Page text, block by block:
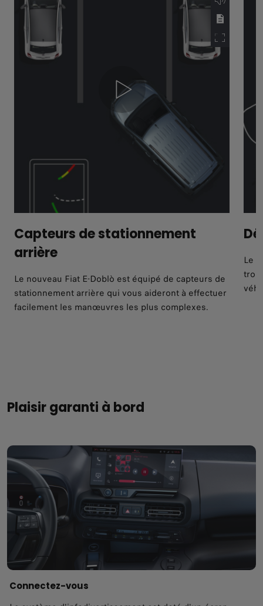
Capteurs de stationnement
arrière
Le nouveau Fiat E-Doblò est équipé de capteurs de
stationnement arrière qui vous aideront à effectuer
facilement les manœuvres les plus complexes.
Le
Plaisir garanti à bord
Connectez-vous